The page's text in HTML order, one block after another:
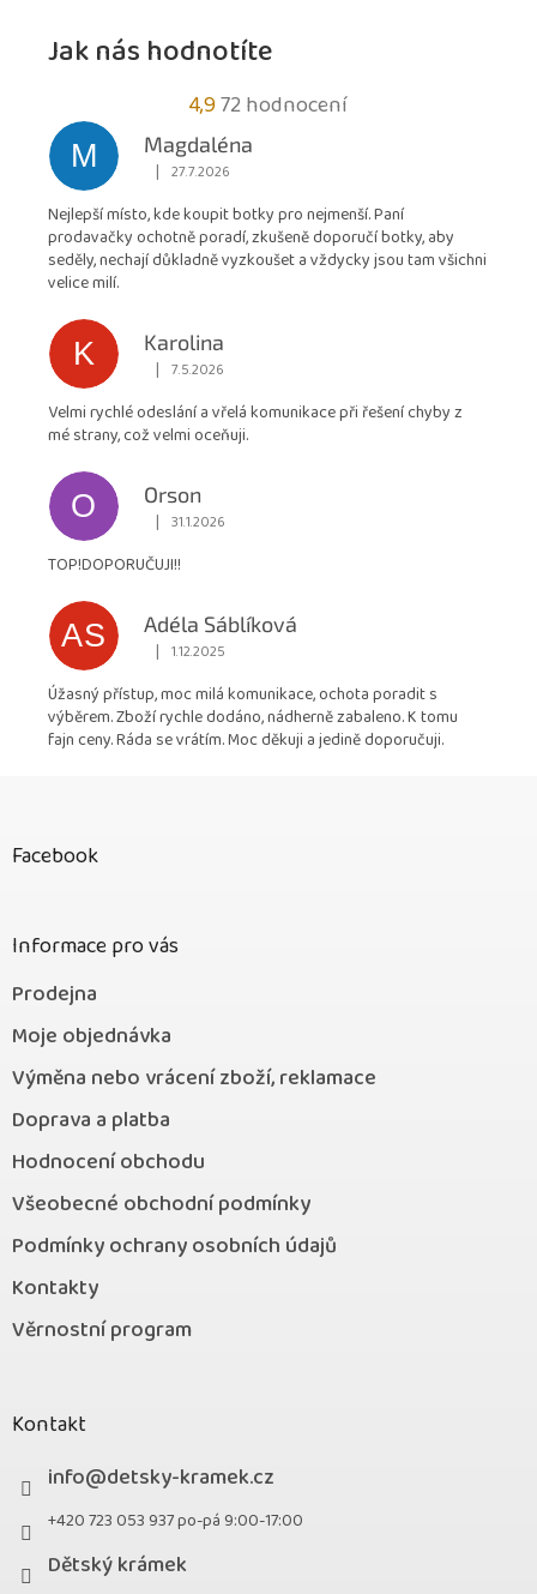
Jak nás hodnotíte
4,9Průměrné
hodnocení
obchodu
4,9
z
72 hodnocení
M
Magdaléna
Hodnocení obchodu je 5 z 5 hvězdiček.
| 27.7.2026
Nejlepší místo, kde koupit botky pro nejmenší. Paní
prodavačky ochotně poradí, zkušeně doporučí botky, aby
seděly, nechají důkladně vyzkoušet a vždycky jsou tam všichni
velice milí.
K
Karolina
Hodnocení obchodu je 5 z 5 hvězdiček.
| 7.5.2026
Velmi rychlé odeslání a vřelá komunikace při řešení chyby z
mé strany, což velmi oceňuji.
O
Orson
Hodnocení obchodu je 5 z 5 hvězdiček.
| 31.1.2026
TOP!DOPORUČUJI!!
AS
Adéla Sáblíková
Hodnocení obchodu je 5 z 5 hvězdiček.
| 1.12.2025
Úžasný přístup, moc milá komunikace, ochota poradit s
výběrem. Zboží rychle dodáno, nádherně zabaleno. K tomu
fajn ceny. Ráda se vrátím. Moc děkuji a jedině doporučuji.
Facebook
Informace pro vás
Prodejna
Moje objednávka
Výměna nebo vrácení zboží, reklamace
Doprava a platba
Hodnocení obchodu
Všeobecné obchodní podmínky
Podmínky ochrany osobních údajů
Kontakty
Věrnostní program
Kontakt
info@detsky-kramek.cz
+420 723 053 937 po-pá 9:00-17:00
Dětský krámek